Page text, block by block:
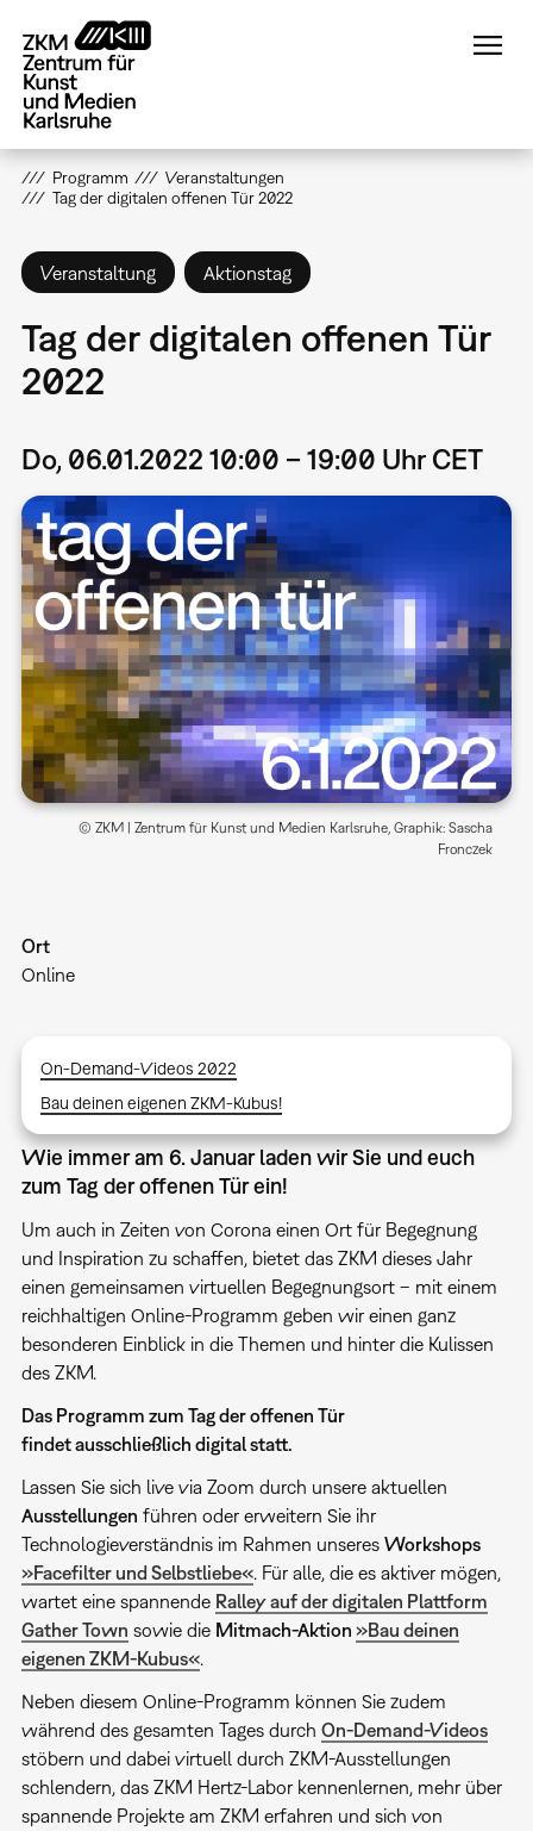
zum
Inhalt
Programm
Veranstaltungen
Tag der digitalen offenen Tür 2022
Veranstaltung Aktionstag
Tag der digitalen offenen Tür
2022
Do, 06.01.2022 10:00 – 19:00 Uhr CET
© ZKM | Zentrum für Kunst und Medien Karlsruhe, Graphik: Sascha
Fronczek
Ort
Online
On-Demand-Videos 2022
Bau deinen eigenen ZKM-Kubus!
Wie immer am 6. Januar laden wir Sie und euch
zum Tag der offenen Tür ein!
Um auch in Zeiten von Corona einen Ort für Begegnung
und Inspiration zu schaffen, bietet das ZKM dieses Jahr
einen gemeinsamen virtuellen Begegnungsort – mit einem
reichhaltigen Online-Programm geben wir einen ganz
besonderen Einblick in die Themen und hinter die Kulissen
des ZKM.
Das Programm zum Tag der offenen Tür
findet ausschließlich digital statt.
Lassen Sie sich live via Zoom durch unsere aktuellen
Ausstellungen führen oder erweitern Sie ihr
Technologieverständnis im Rahmen unseres Workshops
»Facefilter und Selbstliebe«. Für alle, die es aktiver mögen,
wartet eine spannende Ralley auf der digitalen Plattform
Gather Town sowie die Mitmach-Aktion »Bau deinen
eigenen ZKM-Kubus«.
Neben diesem Online-Programm können Sie zudem
während des gesamten Tages durch On-Demand-Videos
stöbern und dabei virtuell durch ZKM-Ausstellungen
schlendern, das ZKM Hertz-Labor kennenlernen, mehr über
spannende Projekte am ZKM erfahren und sich von